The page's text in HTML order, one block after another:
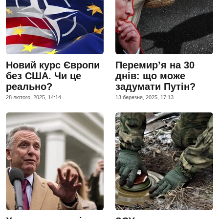
Новий курс Європи
без США. Чи це
реально?
28 лютого, 2025, 14:14
Перемир’я на 30
днів: що може
задумати Путін?
13 березня, 2025, 17:13